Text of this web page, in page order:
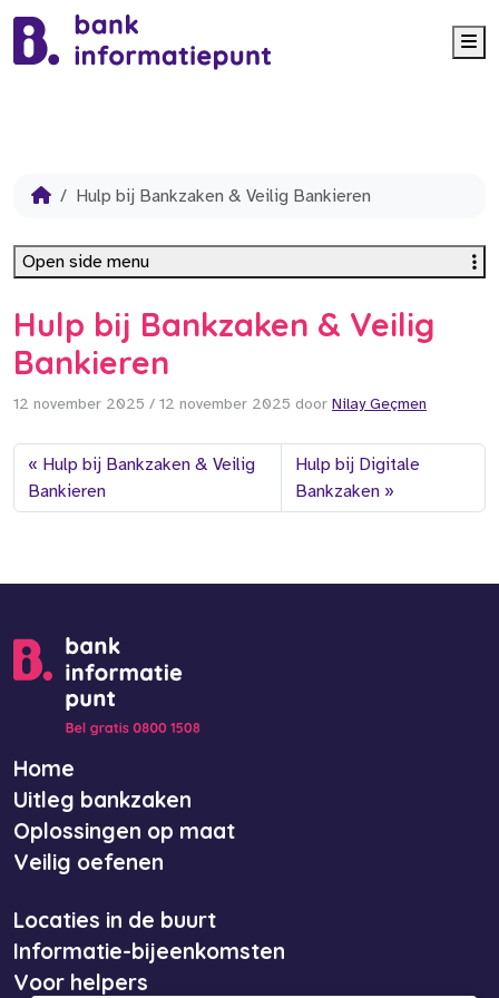
Hulp bij Bankzaken & Veilig Bankieren
Hulp bij Bankzaken & Veilig
Bankieren
12 november 2025 / 12 november 2025 door Nilay Geçmen
Hulp bij Bankzaken & Veilig
Bankieren
Hulp bij Digitale
Bankzaken
Open side menu
Home
Uitleg bankzaken
Oplossingen op maat
Veilig oefenen
Locaties in de buurt
Informatie-bijeenkomsten
Voor helpers